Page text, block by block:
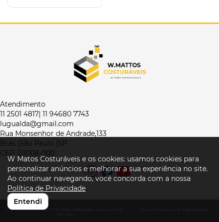
Atendimento
11 2501 4817| 11 94680 7743
lugualda@gmail.com
Rua Monsenhor de Andrade,133
Brás |São Paulo |SP
CEP: 03008-000
© W Matos Costuráveis 2026
W Matos Costuráveis e os cookies: usamos cookies para
personalizar anúncios e melhorar a sua experiência no site.
Ao continuar navegando, você concorda com a nossa
Política de Privacidade
Entendi